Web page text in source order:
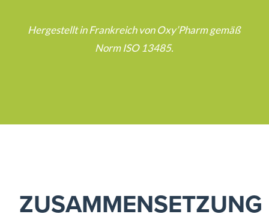
Hergestellt in Frankreich von Oxy’Pharm gemäß
Norm ISO 13485.
ZUSAMMENSETZUNG